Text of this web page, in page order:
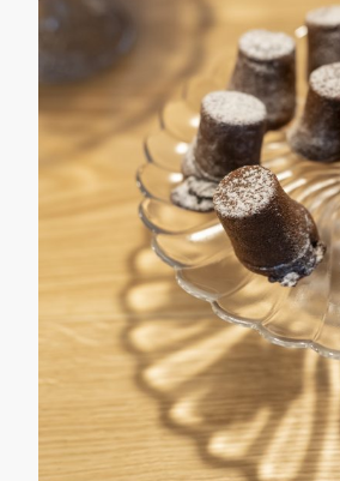
728 Rte de Villerest, 42155 Ouches – 06